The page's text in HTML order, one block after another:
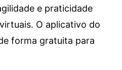
e praticidade
O aplicativo do
forma gratuita para